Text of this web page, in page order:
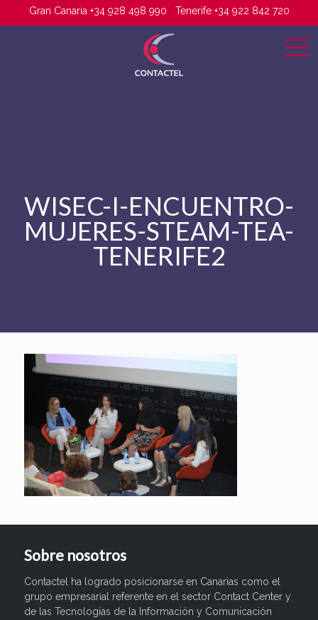
Gran Canaria +34 928 498 990 Tenerife +34 922 842 720
WISEC-I-ENCUENTRO-
MUJERES-STEAM-TEA-
TENERIFE2
Sobre nosotros
Contactel ha logrado posicionarse en Canarias como el
grupo empresarial referente en el sector Contact Center y
de las Tecnologías de la Información y Comunicación